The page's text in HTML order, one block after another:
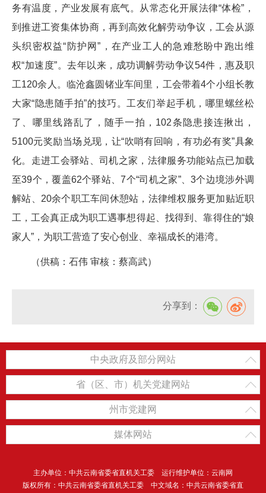
务有温度，产业发展有底气。从常态化开展法律“体检”，
到推进工资集体协商，再到高效化解劳动争议，工会从源
头织密权益“防护网”，在产业工人的急难愁盼中跑出维
权“加速度”。去年以来，成功调解劳动争议54件，惠及职
工120余人。临沧鑫圆锗业车间里，工会带着4个小组长教
大家“隐患随手拍”的技巧。工友们举起手机，哪里螺丝松
了、哪里线路乱了，随手一拍，102条隐患接连揪出，
5100元奖励当场兑现，让“吹哨有回响，有功必有奖”具象
化。走进工会驿站、司机之家，法律服务功能站点已加载
至39个，覆盖62个驿站、7个“司机之家”、3个边境涉外调
解站、20余个职工车间休憩站，法律维权服务更加贴近职
工，工会真正成为职工遇事想得起、找得到、靠得住的“娘
家人”，为职工营造了安心创业、幸福成长的港湾。
（供稿：石伟 审核：蔡高武）
分享到：
中央政府及部分网站
省（区、市）机关党建网站
州市党建网
媒体网站
主办单位：中共云南省委省直机关工委 运行维护单位：云南网
版权所有：中共云南省委省直机关工委 中文域名：中共云南省委省直